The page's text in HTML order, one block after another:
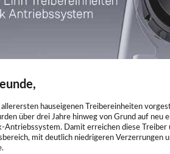
allerersten hauseigenen Treibereinheiten
über drei Jahre hinweg von Grund auf neu
Antriebssystem. Damit erreichen diese
mit deutlich niedrigeren Verzerrungen